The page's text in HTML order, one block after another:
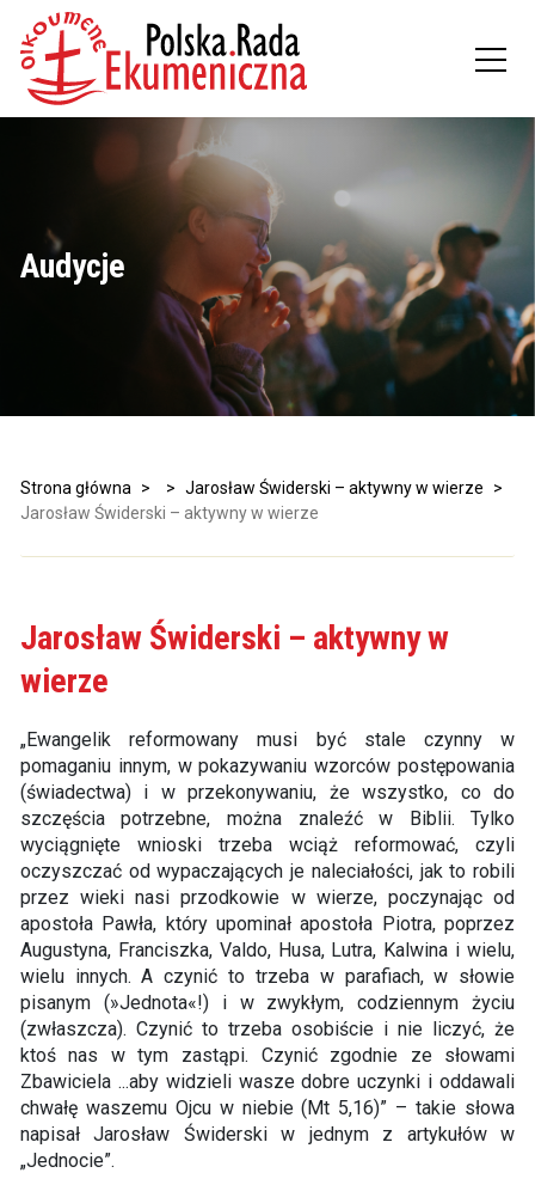
Audycje
Strona główna > > Jarosław Świderski – aktywny w wierze
>
Jarosław Świderski – aktywny w wierze
Jarosław Świderski – aktywny w
wierze
„Ewangelik reformowany musi być stale czynny w
pomaganiu innym, w pokazywaniu wzorców postępowania
(świadectwa) i w przekonywaniu, że wszystko, co do
szczęścia potrzebne, można znaleźć w Biblii. Tylko
wyciągnięte wnioski trzeba wciąż reformować, czyli
oczyszczać od wypaczających je naleciałości, jak to robili
przez wieki nasi przodkowie w wierze, poczynając od
apostoła Pawła, który upominał apostoła Piotra, poprzez
Augustyna, Franciszka, Valdo, Husa, Lutra, Kalwina i wielu,
wielu innych. A czynić to trzeba w parafiach, w słowie
pisanym (»Jednota«!) i w zwykłym, codziennym życiu
(zwłaszcza). Czynić to trzeba osobiście i nie liczyć, że
ktoś nas w tym zastąpi. Czynić zgodnie ze słowami
Zbawiciela ...aby widzieli wasze dobre uczynki i oddawali
chwałę waszemu Ojcu w niebie (Mt 5,16)” – takie słowa
napisał Jarosław Świderski w jednym z artykułów w
„Jednocie”.